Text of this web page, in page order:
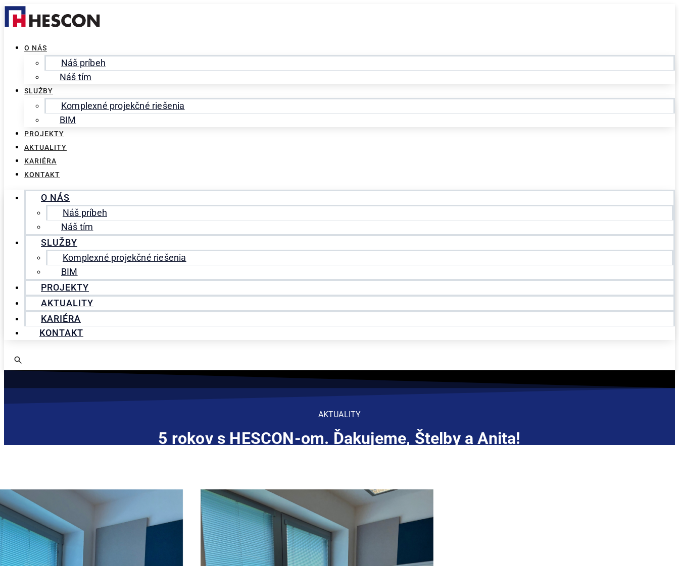
Preskočiť
O NÁS
Náš príbeh
Náš tím
SLUŽBY
Komplexné projekčné riešenia
BIM
PROJEKTY
AKTUALITY
KARIÉRA
KONTAKT
O NÁS
Náš príbeh
Náš tím
SLUŽBY
Komplexné projekčné riešenia
BIM
PROJEKTY
AKTUALITY
KARIÉRA
KONTAKT
for:
AKTUALITY
5 rokov s HESCON-om. Ďakujeme, Štelby a Anita!